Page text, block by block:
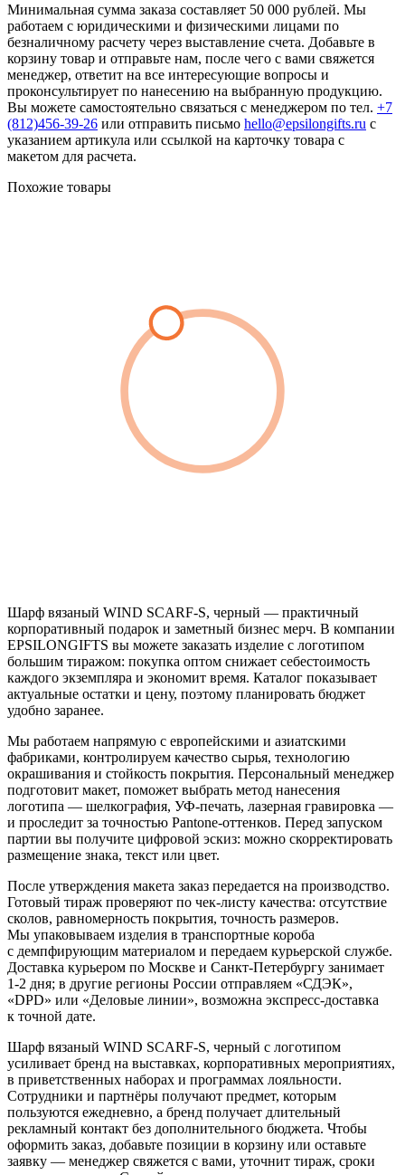
Минимальная сумма заказа составляет 50 000 рублей. Мы
работаем с юридическими и физическими лицами по
безналичному расчету через выставление счета. Добавьте в
корзину товар и отправьте нам, после чего с вами свяжется
менеджер, ответит на все интересующие вопросы и
проконсультирует по нанесению на выбранную продукцию.
Вы можете самостоятельно связаться с менеджером по тел. +7
(812)456-39-26 или отправить письмо hello@epsilongifts.ru с
указанием артикула или ссылкой на карточку товара с
макетом для расчета.
Похожие товары
Шарф вязаный WIND SCARF-S, черный — практичный
корпоративный подарок и заметный бизнес мерч. В компании
EPSILONGIFTS вы можете заказать изделие с логотипом
большим тиражом: покупка оптом снижает себестоимость
каждого экземпляра и экономит время. Каталог показывает
актуальные остатки и цену, поэтому планировать бюджет
удобно заранее.
Мы работаем напрямую с европейскими и азиатскими
фабриками, контролируем качество сырья, технологию
окрашивания и стойкость покрытия. Персональный менеджер
подготовит макет, поможет выбрать метод нанесения
логотипа — шелкография, УФ-печать, лазерная гравировка —
и проследит за точностью Pantone-оттенков. Перед запуском
партии вы получите цифровой эскиз: можно скорректировать
размещение знака, текст или цвет.
После утверждения макета заказ передается на производство.
Готовый тираж проверяют по чек-листу качества: отсутствие
сколов, равномерность покрытия, точность размеров.
Мы упаковываем изделия в транспортные короба
с демпфирующим материалом и передаем курьерской службе.
Доставка курьером по Москве и Санкт-Петербургу занимает
1-2 дня; в другие регионы России отправляем «СДЭК»,
«DPD» или «Деловые линии», возможна экспресс-доставка
к точной дате.
Шарф вязаный WIND SCARF-S, черный с логотипом
усиливает бренд на выставках, корпоративных мероприятиях,
в приветственных наборах и программах лояльности.
Сотрудники и партнёры получают предмет, которым
пользуются ежедневно, а бренд получает длительный
рекламный контакт без дополнительного бюджета. Чтобы
оформить заказ, добавьте позиции в корзину или оставьте
заявку — менеджер свяжется с вами, уточнит тираж, сроки